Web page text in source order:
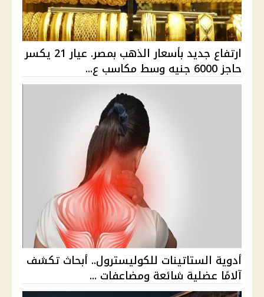
ارتفاع جديد بأسعار الذهب بمصر. عيار 21 يكسر
حاجز 6000 جنيه وسط مكاسب ع...
أدوية الستاتينات للكوليسترول.. أبحاث تكشف
آلامًا عضلية شائعة ومضاعفات ...